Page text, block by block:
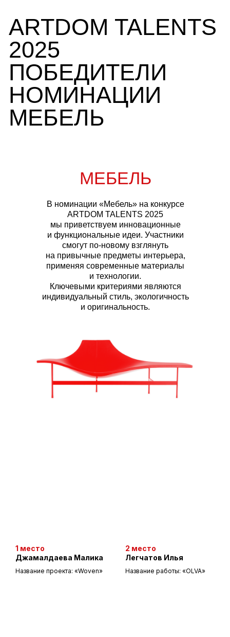
ARTDOM TALENTS
2025
ПОБЕДИТЕЛИ
НОМИНАЦИИ
МЕБЕЛЬ
МЕБЕЛЬ
В номинации «Мебель» на конкурсе
ARTDOM TALENTS 2025
мы приветствуем инновационные
и функциональные идеи. Участники
смогут по-новому взглянуть
на привычные предметы интерьера,
применяя современные материалы
и технологии.
Ключевыми критериями являются
индивидуальный стиль, экологичность
и оригинальность.
1 место
Джамалдаева Малика
Название проекта: «Woven»
2 место
Легчатов Илья
Название работы: «OLVA»